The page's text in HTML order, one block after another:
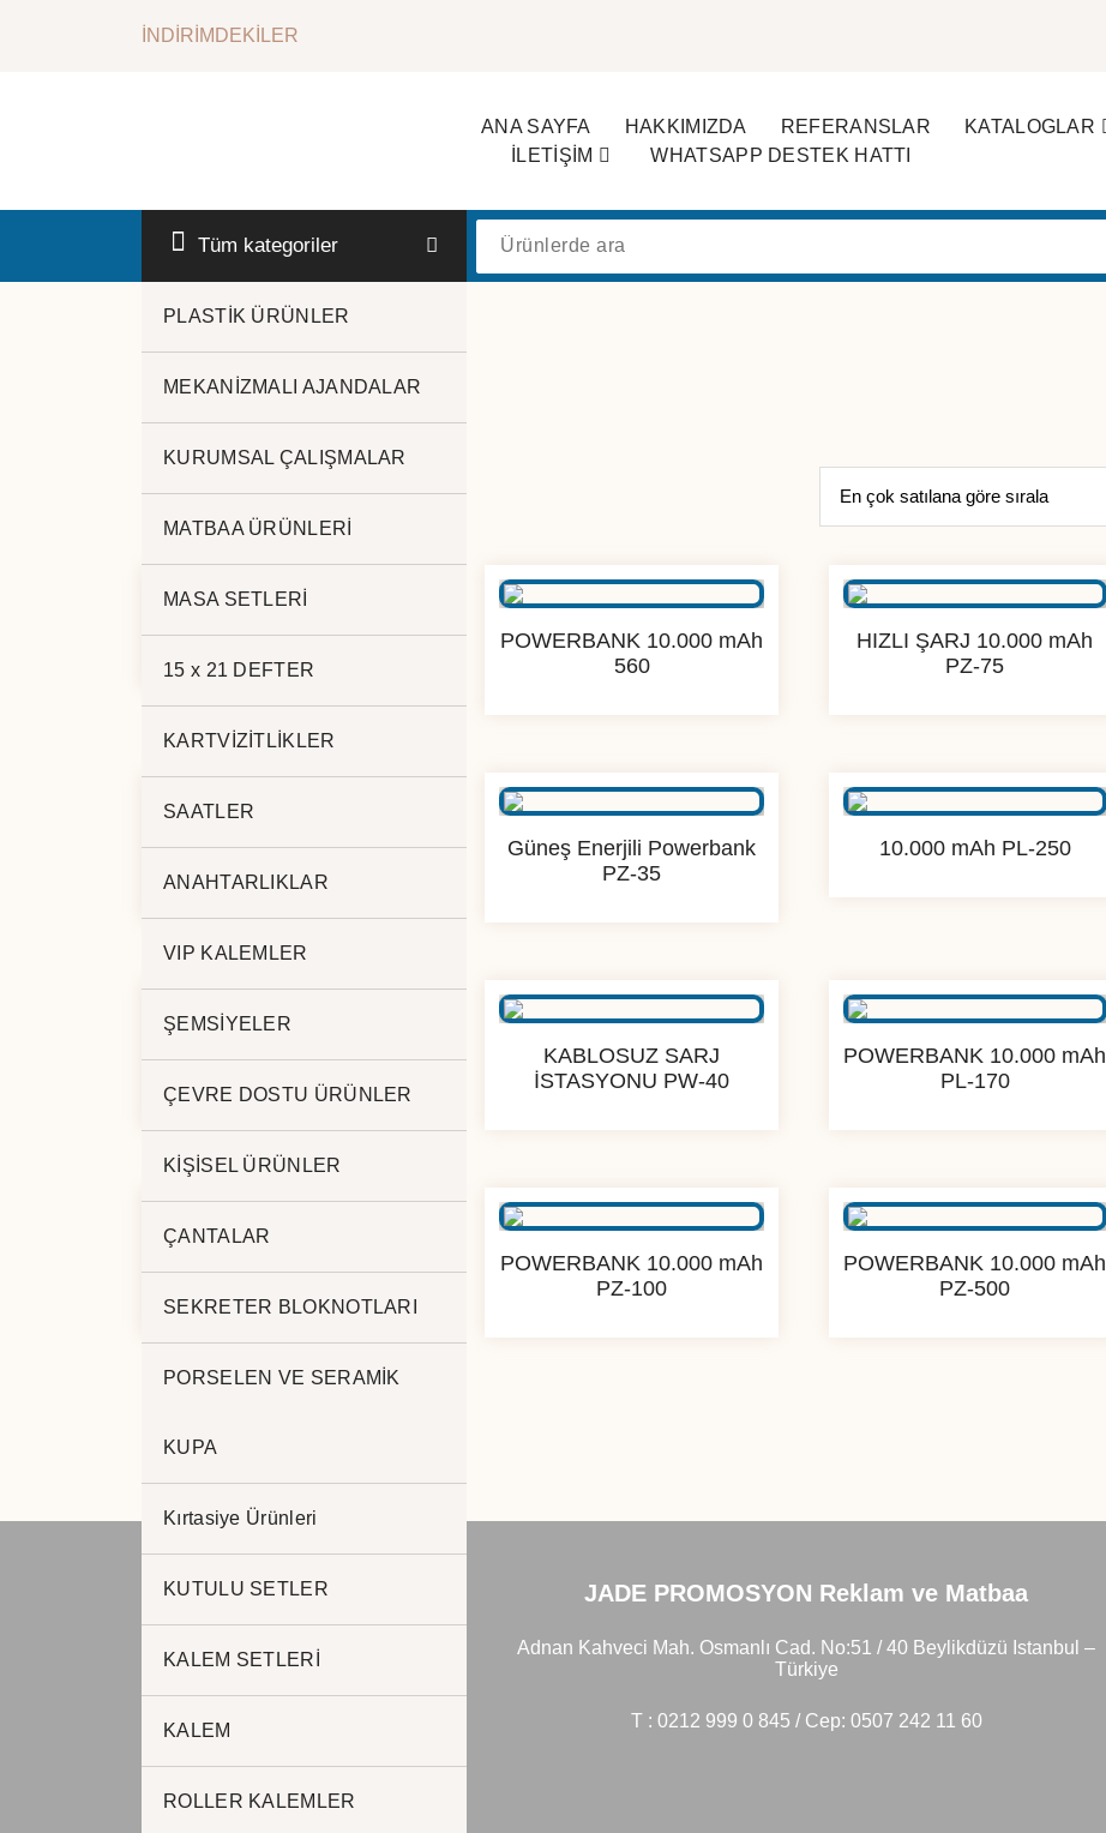
İNDİRİMDEKİLER
ANA SAYFA HAKKIMIZDA REFERANSLAR KATALOGLAR
İLETİŞİM
WHATSAPP DESTEK HATTI
Tüm kategoriler
PLASTİK ÜRÜNLER
MEKANİZMALI AJANDALAR
KURUMSAL ÇALIŞMALAR
MATBAA ÜRÜNLERİ
MASA SETLERİ
15 x 21 DEFTER
KARTVİZİTLİKLER
SAATLER
ANAHTARLIKLAR
VIP KALEMLER
ŞEMSİYELER
ÇEVRE DOSTU ÜRÜNLER
KİŞİSEL ÜRÜNLER
ÇANTALAR
SEKRETER BLOKNOTLARI
PORSELEN VE SERAMİK
KUPA
Kırtasiye Ürünleri
KUTULU SETLER
KALEM SETLERİ
KALEM
ROLLER KALEMLER
powerbank
5.000 mAh PL-180
POWERBANK 10.000 mAh
560
HIZLI ŞARJ 10.000 mAh
PZ-75
POWERBANK 10.000 mAh
PZ-36
Güneş Enerjili Powerbank
PZ-35
10.000 mAh PL-250
KABLOSUZ POW. 10.000
mAh PL-127
KABLOSUZ SARJ
İSTASYONU PW-40
POWERBANK 10.000 mAh
PL-170
POWERBANK 10.000 mAh
PZ-100
POWERBANK 10.000 mAh
PZ-500
JADE PROMOSYON
Reklam ve Matbaa
www.jadepromosyon.com
www.kurumsalhediyelik.com.tr
JADE PROMOSYON Reklam ve Matbaa
Adnan Kahveci Mah. Osmanlı Cad. No:51 / 40 Beylikdüzü Istanbul –
Türkiye
T : 0212 999 0 845 / Cep: 0507 242 11 60